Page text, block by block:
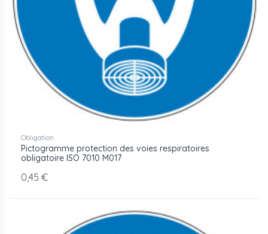
Obligation
Pictogramme protection des voies respiratoires
obligatoire ISO 7010 M017
0,45 €